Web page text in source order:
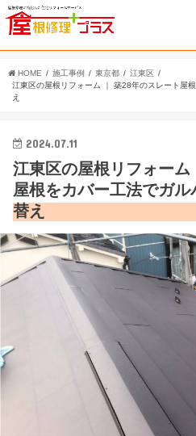
HOME 施工事例 東京都
江東区
江東区の屋根リフォーム ｜ 築28年のスレート屋
え
2024.07.11
江東区の屋根リフォーム
屋根をカバー工法でガル
替え